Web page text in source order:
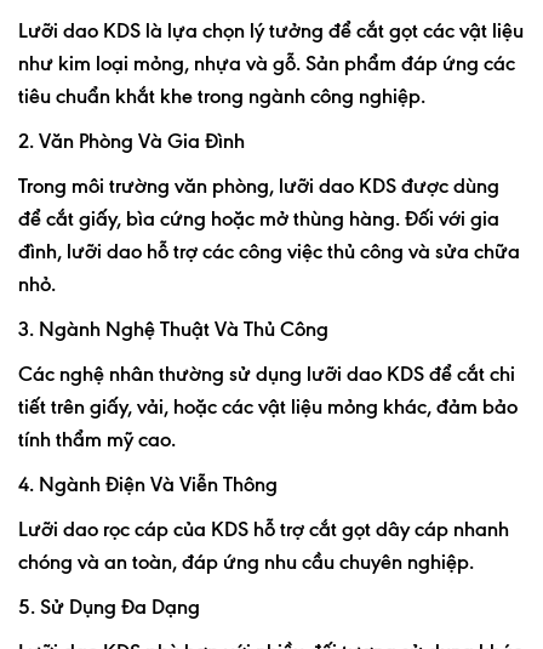
Lưỡi dao KDS là lựa chọn lý tưởng để cắt gọt các vật liệu
như kim loại mỏng, nhựa và gỗ. Sản phẩm đáp ứng các
tiêu chuẩn khắt khe trong ngành công nghiệp.
2. Văn Phòng Và Gia Đình
Trong môi trường văn phòng, lưỡi dao KDS được dùng
để cắt giấy, bìa cứng hoặc mở thùng hàng. Đối với gia
đình, lưỡi dao hỗ trợ các công việc thủ công và sửa chữa
nhỏ.
3. Ngành Nghệ Thuật Và Thủ Công
Các nghệ nhân thường sử dụng lưỡi dao KDS để cắt chi
tiết trên giấy, vải, hoặc các vật liệu mỏng khác, đảm bảo
tính thẩm mỹ cao.
4. Ngành Điện Và Viễn Thông
Lưỡi dao rọc cáp của KDS hỗ trợ cắt gọt dây cáp nhanh
chóng và an toàn, đáp ứng nhu cầu chuyên nghiệp.
5. Sử Dụng Đa Dạng